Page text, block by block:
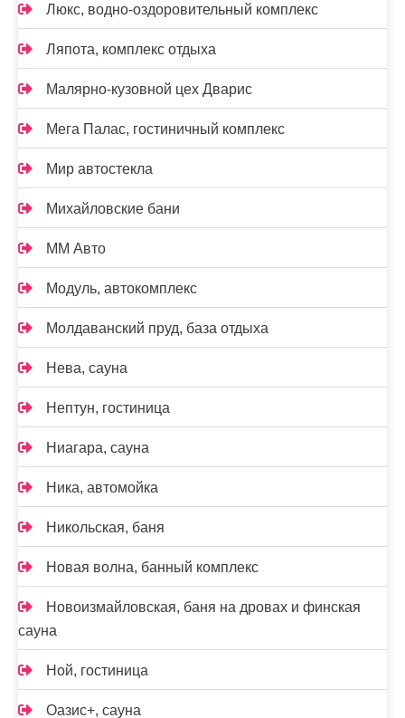
Люкс, водно-оздоровительный комплекс
Ляпота, комплекс отдыха
Малярно-кузовной цех Дварис
Мега Палас, гостиничный комплекс
Мир автостекла
Михайловские бани
ММ Авто
Модуль, автокомплекс
Молдаванский пруд, база отдыха
Нева, сауна
Нептун, гостиница
Ниагара, сауна
Ника, автомойка
Никольская, баня
Новая волна, банный комплекс
Новоизмайловская, баня на дровах и финская
сауна
Ной, гостиница
Оазис+, сауна